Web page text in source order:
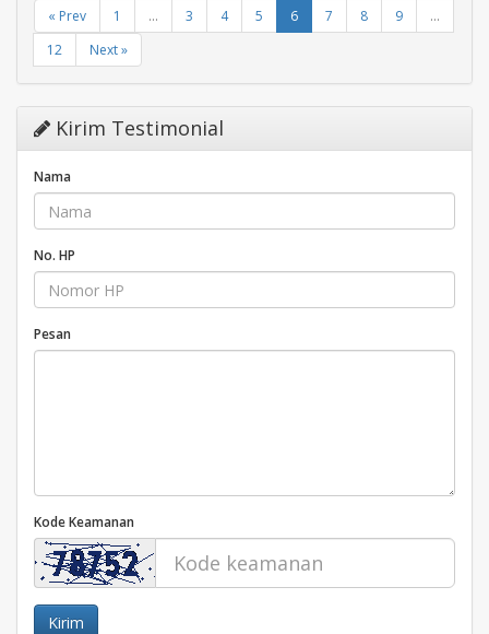
« Prev 1 ... 3 4 5 6 7 8 9
...
12
Next »
Kirim Testimonial
Nama
No. HP
Pesan
Kode Keamanan
Kirim